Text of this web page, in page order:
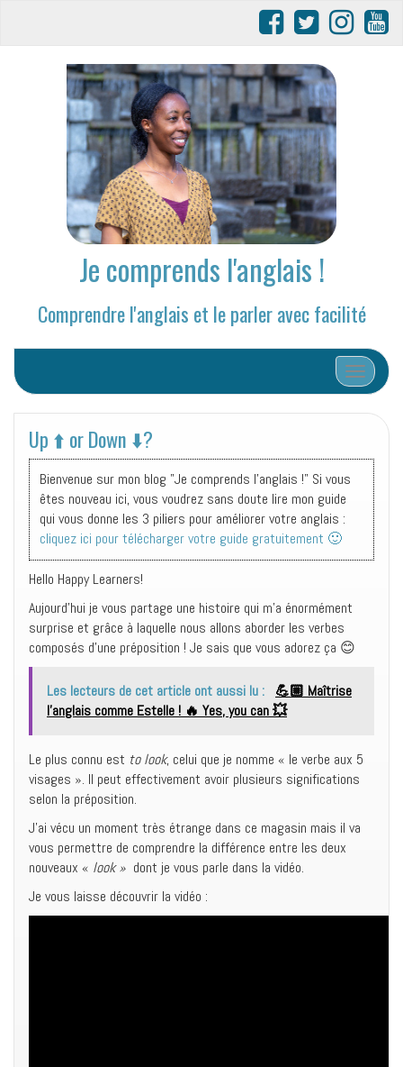
Je comprends l'anglais !
Comprendre l'anglais et le parler avec facilité
Afficher/
Up ⬆️ or Down ⬇️?
Bienvenue sur mon blog "Je comprends l'anglais !" Si vous
êtes nouveau ici, vous voudrez sans doute lire mon guide
qui vous donne les 3 piliers pour améliorer votre anglais :
cliquez ici pour télécharger votre guide gratuitement 🙂
Hello Happy Learners!
Aujourd’hui je vous partage une histoire qui m’a énormément
surprise et grâce à laquelle nous allons aborder les verbes
composés d’une préposition ! Je sais que vous adorez ça 😊
Les lecteurs de cet article ont aussi lu :
💪🏼 Maîtrise
l'anglais comme Estelle ! 🔥 Yes, you can 💥
Le plus connu est to look, celui que je nomme « le verbe aux 5
visages ». Il peut effectivement avoir plusieurs significations
selon la préposition.
J’ai vécu un moment très étrange dans ce magasin mais il va
vous permettre de comprendre la différence entre les deux
nouveaux « look » dont je vous parle dans la vidéo.
Je vous laisse découvrir la vidéo :